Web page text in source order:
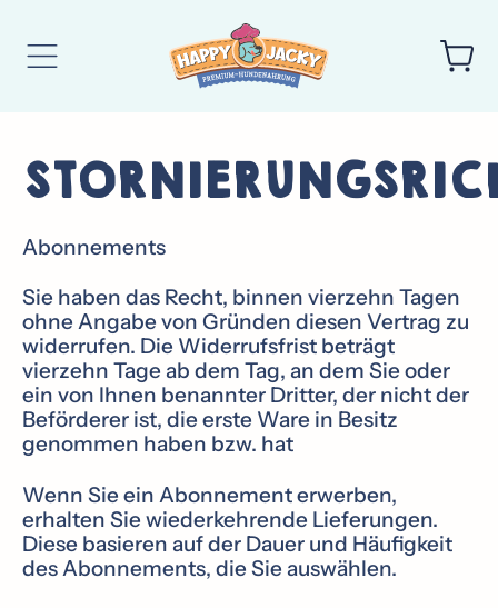
Menu
Abonnements
Sie haben das Recht, binnen vierzehn Tagen
ohne Angabe von Gründen diesen Vertrag zu
widerrufen. Die Widerrufsfrist beträgt
vierzehn Tage ab dem Tag, an dem Sie oder
ein von Ihnen benannter Dritter, der nicht der
Beförderer ist, die erste Ware in Besitz
genommen haben bzw. hat
Wenn Sie ein Abonnement erwerben,
erhalten Sie wiederkehrende Lieferungen.
Diese basieren auf der Dauer und Häufigkeit
des Abonnements, die Sie auswählen.